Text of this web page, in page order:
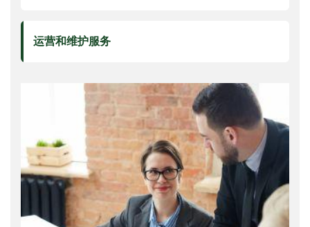
运营和维护服务